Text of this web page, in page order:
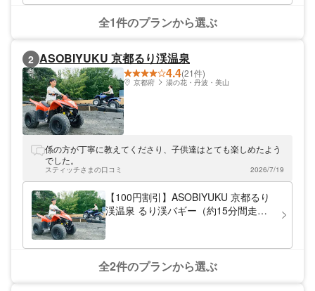
全1件のプランから選ぶ
2 ASOBIYUKU 京都るり渓温泉
4.4(21件)
京都府 湯の花・丹波・美山
係の方が丁寧に教えてくださり、子供達はとても楽しめたよう
でした。
スティッチさまの口コミ 2026/7/19
【100円割引】ASOBIYUKU 京都るり
渓温泉 るり渓バギー（約15分間走り
全2件のプランから選ぶ